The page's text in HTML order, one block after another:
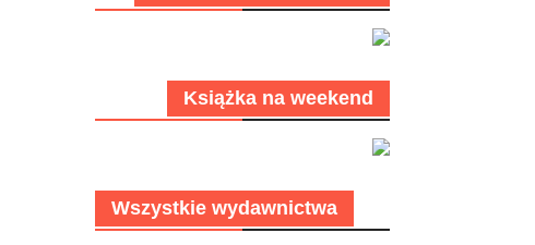
Książka na weekend
Wszystkie wydawnictwa